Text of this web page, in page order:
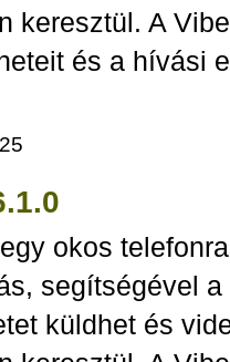
keresztül. A
és a hívási
okos
segítségével
küldhet és